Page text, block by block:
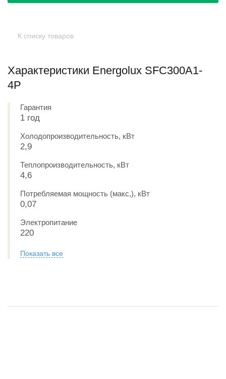
К списку товаров
Характеристики Energolux SFC300A1-
4P
Гарантия
1 год
Холодопроизводительность, кВт
2,9
Теплопроизводительность, кВт
4,6
Потребляемая мощность (макс,), кВт
0,07
Электропитание
220
Показать все